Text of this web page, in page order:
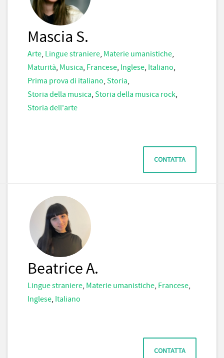
Mascia S.
Arte, Lingue straniere, Materie umanistiche,
Maturità, Musica, Francese, Inglese, Italiano,
Prima prova di italiano, Storia,
Storia della musica, Storia della musica rock,
Storia dell'arte
CONTATTA
Beatrice A.
Lingue straniere, Materie umanistiche, Francese,
Inglese, Italiano
CONTATTA